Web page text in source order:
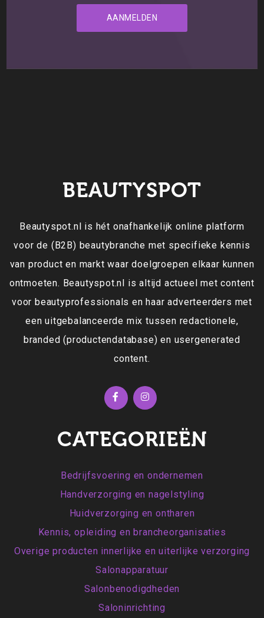
BEAUTYSPOT
Beautyspot.nl is hét onafhankelijk online platform
voor de (B2B) beautybranche met specifieke kennis
van product en markt waar doelgroepen elkaar kunnen
ontmoeten. Beautyspot.nl is altijd actueel met content
voor beautyprofessionals en haar adverteerders met
een uitgebalanceerde mix tussen redactionele,
branded (productendatabase) en usergenerated
content.
CATEGORIEËN
Bedrijfsvoering en ondernemen
Handverzorging en nagelstyling
Huidverzorging en ontharen
Kennis, opleiding en brancheorganisaties
Overige producten innerlijke en uiterlijke verzorging
Salonapparatuur
Salonbenodigdheden
Saloninrichting